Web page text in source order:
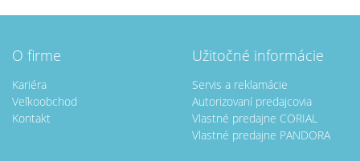
O firme
Kariéra
Veľkoobchod
Kontakt
Užitočné informácie
Servis a reklamácie
Autorizovaní predajcovia
Vlastné predajne CORIAL
Vlastné predajne PANDORA